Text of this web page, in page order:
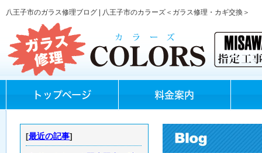
八王子市のガラス修理ブログ | 八王子市のカラーズ＜ガラス修理・カギ交換＞
トップページ 料金案内
[最近の記事]